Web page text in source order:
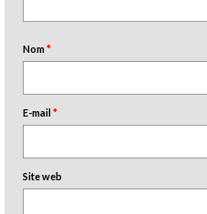
Nom*
E-mail*
Site web